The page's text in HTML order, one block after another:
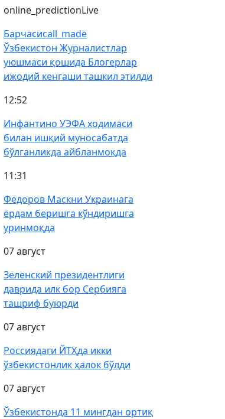
online_predictionLive
Барчасиcall_made
Ўзбекистон Журналистлар
уюшмаси қошида Блогерлар
ижодий кенгаши ташкил этилди
12:52
Инфантино УЭФА ходимаси
билан ишқий муносабатда
бўлганликда айбланмоқда
11:31
Фёдоров Маскни Украинага
ёрдам беришга кўндиришга
уринмоқда
07 август
Зеленский президентлиги
даврида илк бор Сербияга
ташриф буюрди
07 август
Россиядаги ЙТҲда икки
ўзбекистонлик ҳалок бўлди
07 август
Ўзбекистонда 11 мингдан ортиқ